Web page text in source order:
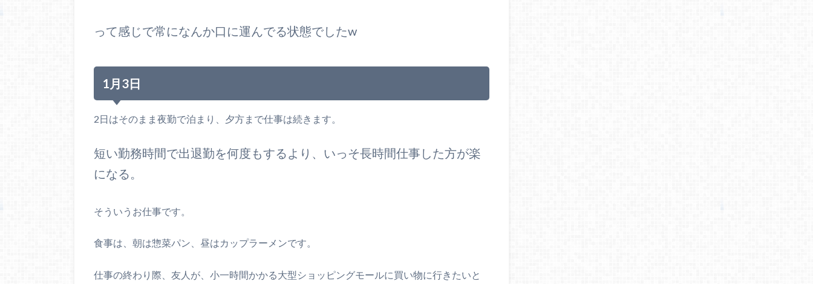
って感じで常になんか口に運んでる状態でしたw
1月3日
2日はそのまま夜勤で泊まり、夕方まで仕事は続きます。
短い勤務時間で出退勤を何度もするより、いっそ長時間仕事した方が楽
になる。
そういうお仕事です。
食事は、朝は惣菜パン、昼はカップラーメンです。
仕事の終わり際、友人が、小一時間かかる大型ショッピングモールに買い物に行きたいと